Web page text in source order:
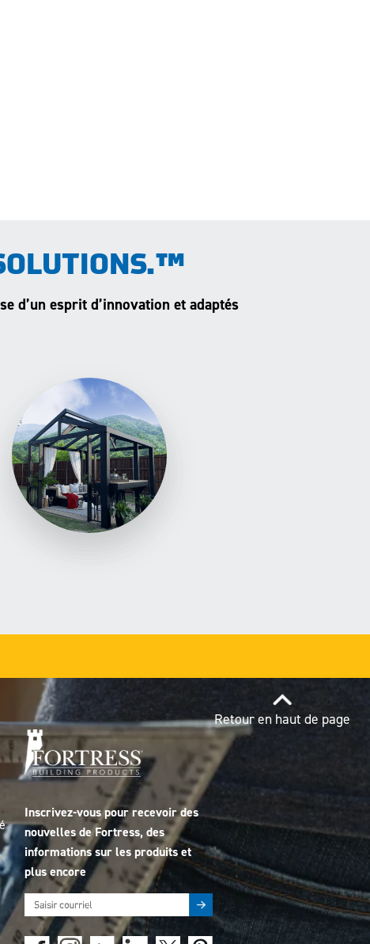
d’un esprit d’innovation et adaptés
Inscrivez-vous pour recevoir des
nouvelles de Fortress, des
informations sur les produits et
plus encore
Retour en haut de page